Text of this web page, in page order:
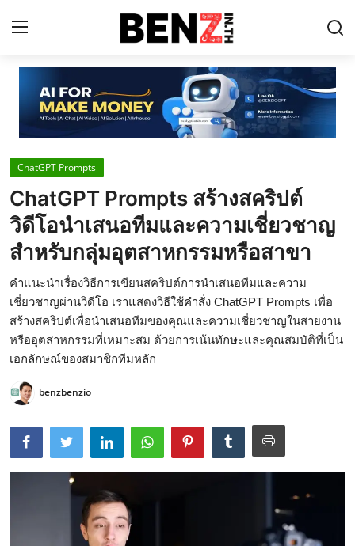
Home
Contact
AI Tools
ChatGPT Prompts
ข่าว AI รอบโลก
ThaiGPT Builder
คอร์สเรียน ChatGPT
ChatGPT Prompts
ChatGPT Prompts สร้างสคริปต์
วิดีโอนำเสนอทีมและความเชี่ยวชาญ
สำหรับกลุ่มอุตสาหกรรมหรือสาขา
คำแนะนำเรื่องวิธีการเขียนสคริปต์การนำเสนอทีมและความ
เชี่ยวชาญผ่านวิดีโอ เราแสดงวิธีใช้คำสั่ง ChatGPT Prompts เพื่อ
สร้างสคริปต์เพื่อนำเสนอทีมของคุณและความเชี่ยวชาญในสายงาน
หรืออุตสาหกรรมที่เหมาะสม ด้วยการเน้นทักษะและคุณสมบัติที่เป็น
เอกลักษณ์ของสมาชิกทีมหลัก
benzbenzio